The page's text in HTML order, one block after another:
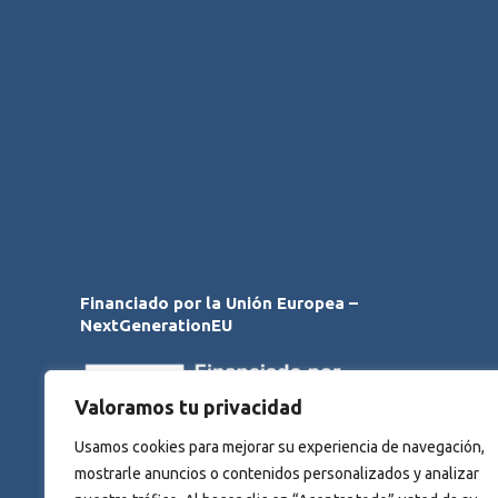
Valoramos tu privacidad
Usamos cookies para mejorar su experiencia de navegación,
mostrarle anuncios o contenidos personalizados y analizar
Financiado por la Unión Europea –
NextGenerationEU